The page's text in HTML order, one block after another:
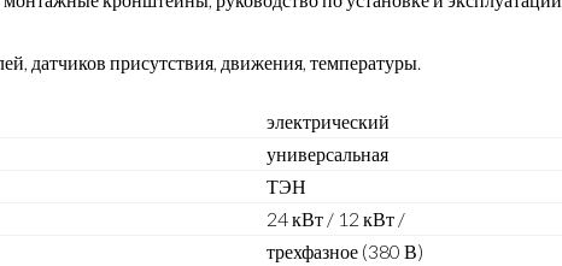
датчиков присутствия, движения, температуры.
электрический
универсальная
ТЭН
24 кВт / 12 кВт /
трехфазное (380 В)